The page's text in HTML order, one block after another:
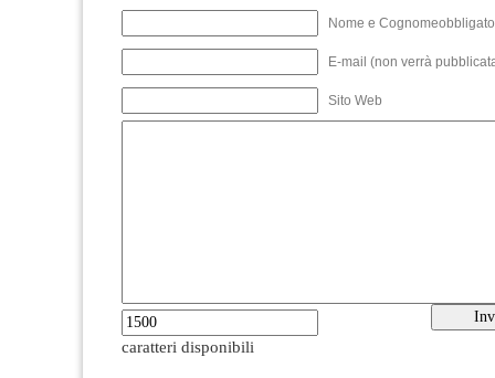
Nome e
E-mail (non verrà
Sito Web
caratteri disponibili